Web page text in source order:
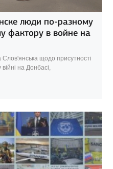
люди по-разному
фактору в войне на
щодо присутності
на Донбасі,